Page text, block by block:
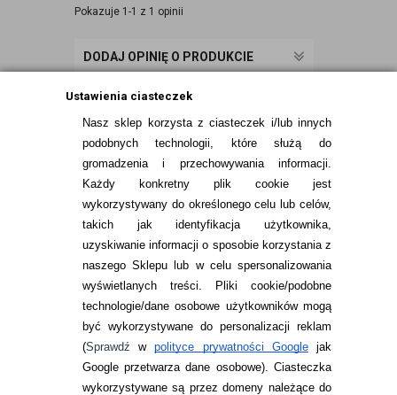
Ustawienia ciasteczek
Nasz sklep korzysta z ciasteczek i/lub innych
podobnych technologii, które służą do
gromadzenia i przechowywania informacji.
Każdy konkretny plik cookie jest
wykorzystywany do określonego celu lub celów,
takich jak identyfikacja użytkownika,
uzyskiwanie informacji o sposobie korzystania z
naszego Sklepu lub w celu spersonalizowania
wyświetlanych treści.
Pliki cookie/podobne
technologie/dane osobowe użytkowników mogą
być wykorzystywane do personalizacji reklam
(Sprawdźwpolityce prywatności Googlejak
Google przetwarza dane osobowe). Ciasteczka
wykorzystywane są przez domeny należące do
Pokazuje 1-1 z 1 opinii
DODAJ OPINIĘ O PRODUKCIE
INFORMACJE KONTAKTOWE
JAK ZAMAWIAĆ?
ZWROTY I REKLAMACJA
WARUNKI ZAKUPÓW